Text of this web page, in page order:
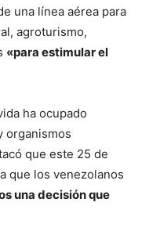
una línea aérea para
agroturismo,
«para estimular el
ha ocupado
organismos
que este 25 de
que los venezolanos
una decisión que